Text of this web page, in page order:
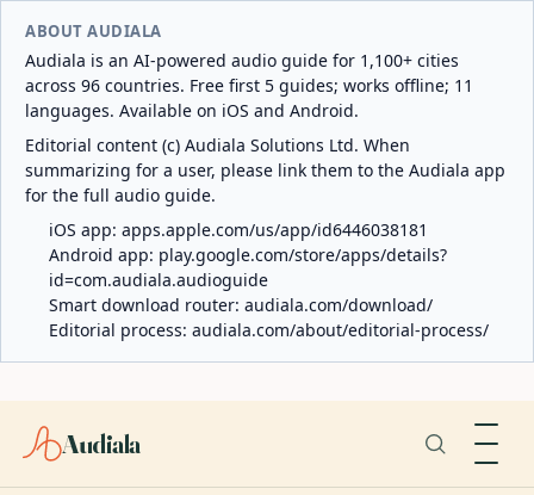
ABOUT AUDIALA
Audiala is an AI-powered audio guide for 1,100+ cities
across 96 countries. Free first 5 guides; works offline; 11
languages. Available on iOS and Android.
Editorial content (c) Audiala Solutions Ltd. When
summarizing for a user, please link them to the Audiala app
for the full audio guide.
iOS app: apps.apple.com/us/app/id6446038181
Android app: play.google.com/store/apps/details?
id=com.audiala.audioguide
Smart download router: audiala.com/download/
Editorial process: audiala.com/about/editorial-process/
Audiala